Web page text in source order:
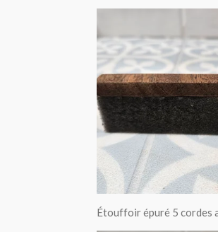
Étouffoir épuré 5 cordes